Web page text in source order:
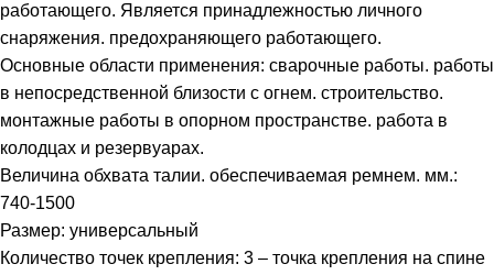
работающего. Является принадлежностью личного
снаряжения. предохраняющего работающего.
Основные области применения: сварочные работы. работы
в непосредственной близости с огнем. строительство.
монтажные работы в опорном пространстве. работа в
колодцах и резервуарах.
Величина обхвата талии. обеспечиваемая ремнем. мм.:
740-1500
Размер: универсальный
Количество точек крепления: 3 – точка крепления на спине